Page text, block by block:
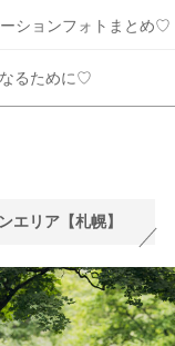
ションフォトまとめ♡
るために♡
エリア【札幌】